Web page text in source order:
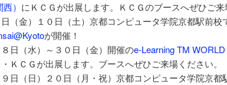
） にＫＣＧが出展します。ＫＣＧのブースへぜひご来
（金）１０日（土）京都コンピュータ学院京都駅前校
が開催！
日（水）～３０日（金）開催のe-Learning TM
ＫＣＧが出展します。ブースへぜひご来場ください。
日（日）２０日（月・祝）京都コンピュータ学院京都